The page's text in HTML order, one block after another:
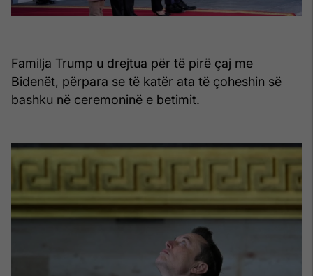
Familja Trump u drejtua për të pirë çaj me
Bidenët, përpara se të katër ata të çoheshin së
bashku në ceremoninë e betimit.